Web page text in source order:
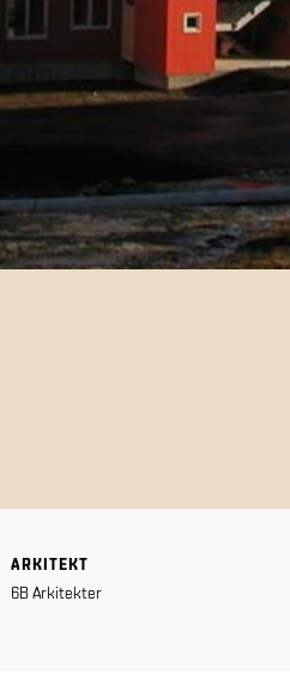
ARKITEKT
6B Arkitekter